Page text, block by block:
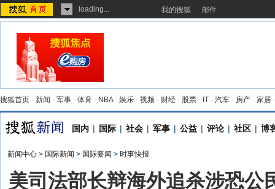
loading... 我的搜狐 邮件
搜狐首页 - 新闻 - 军事 - 体育 - NBA- 娱乐 - 视频 - 财经 - 股票 - IT - 汽车 - 房产 - 家居
国内 | 国际 | 社会 | 军事 | 公益 | 评论 | 社区 | 博
新闻中心 > 国际新闻 > 国际要闻 > 时事快报
美司法部长辩海外追杀涉恐公